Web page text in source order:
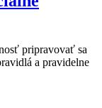
pripravovať sa
a pravidelne